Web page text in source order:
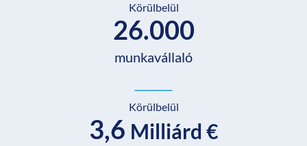
Körülbelül
26.000
munkavállaló
Körülbelül
3,6 Milliárd €